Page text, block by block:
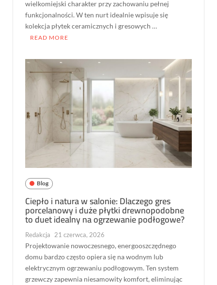
wielkomiejski charakter przy zachowaniu pełnej
funkcjonalności. W ten nurt idealnie wpisuje się
kolekcja płytek ceramicznych i gresowych …
READ MORE
Blog
Ciepło i natura w salonie: Dlaczego gres
porcelanowy i duże płytki drewnopodobne
to duet idealny na ogrzewanie podłogowe?
Redakcja 21 czerwca, 2026
Projektowanie nowoczesnego, energooszczędnego
domu bardzo często opiera się na wodnym lub
elektrycznym ogrzewaniu podłogowym. Ten system
grzewczy zapewnia niesamowity komfort, eliminując